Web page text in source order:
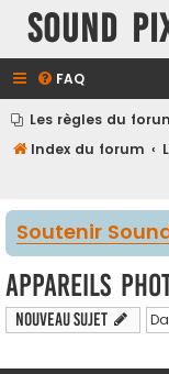
Sound
FAQ
Les règles du
Index du forum
Soutenir
Appareils
Nouveau sujet